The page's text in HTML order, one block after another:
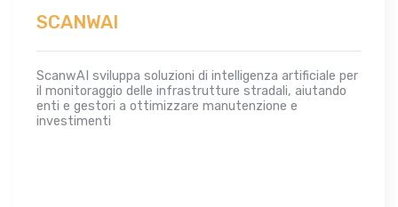
SCANWAI
ScanwAI sviluppa soluzioni di intelligenza artificiale per
il monitoraggio delle infrastrutture stradali, aiutando
enti e gestori a ottimizzare manutenzione e
investimenti